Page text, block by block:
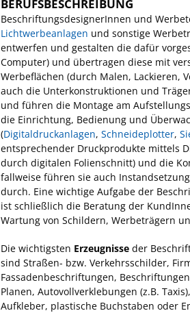
BERUFSBESCHREIBUNG
BeschriftungsdesignerInnen und
Lichtwerbeanlagen und sonstige
entwerfen und gestalten die dafür
Computer) und übertragen diese mit
Werbeflächen (durch Malen, Lackieren,
auch die Unterkonstruktionen und
und führen die Montage am
die Einrichtung, Bedienung und
(Digitaldruckanlagen, Schneideplotter,
entsprechender Druckprodukte mittels
durch digitalen Folienschnitt) und die
fallweise führen sie auch
durch. Eine wichtige Aufgabe der
ist schließlich die Beratung der
Wartung von Schildern, Werbeträgern
Die wichtigsten Erzeugnisse der
sind Straßen- bzw. Verkehrsschilder,
Fassadenbeschriftungen,
Planen, Autovollverklebungen (z.B.
Aufkleber, plastische Buchstaben oder